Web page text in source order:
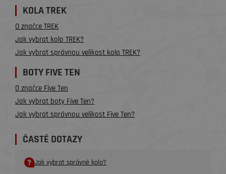
KOLA TREK
O značce TREK
Jak vybrat kolo TREK?
Jak vybrat správnou velikost kola TREK?
BOTY FIVE TEN
O značce Five Ten
Jak vybrat boty Five Ten?
Jak vybrat správnou velikost Five Ten?
ČASTÉ DOTAZY
Jak vybrat správné kolo?